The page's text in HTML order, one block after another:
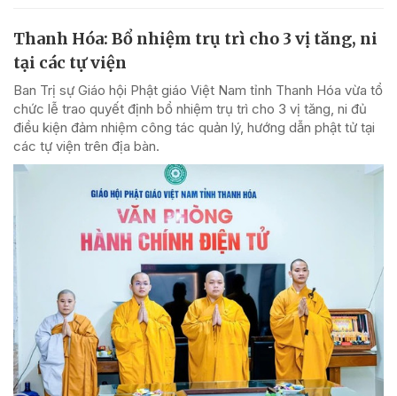
Thanh Hóa: Bổ nhiệm trụ trì cho 3 vị tăng, ni
tại các tự viện
Ban Trị sự Giáo hội Phật giáo Việt Nam tỉnh Thanh Hóa vừa tổ
chức lễ trao quyết định bổ nhiệm trụ trì cho 3 vị tăng, ni đủ
điều kiện đảm nhiệm công tác quản lý, hướng dẫn phật tử tại
các tự viện trên địa bàn.